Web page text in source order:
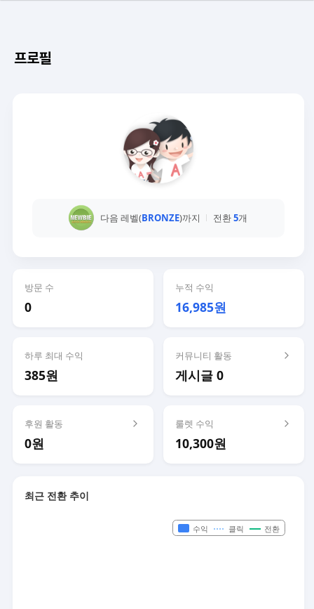
프로필
다음 레벨(BRONZE)까지 전환5개
방문 수
0
누적 수익
16,985원
하루 최대 수익
385원
커뮤니티 활동
게시글 0
후원 활동
0원
룰렛 수익
10,300원
최근 전환 추이